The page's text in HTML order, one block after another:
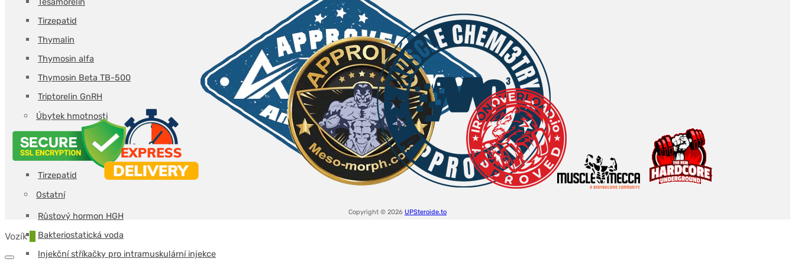
Tirzepatid
Thymalin
Thymosin alfa
Thymosin Beta TB-500
Triptorelin GnRH
Úbytek hmotnosti
Retatrutid
Semaglutid
Tirzepatid
Ostatní
Růstový hormon HGH
Bakteriostatická voda
Injekční stříkačky pro intramuskulární injekce
Copyright © 2026 UPSteroide.to
Vozík